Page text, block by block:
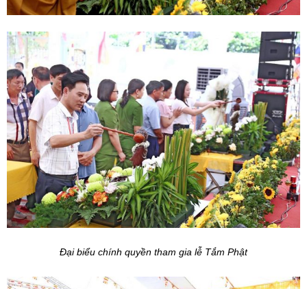
Đại biểu chính quyền tham gia lễ Tắm Phật